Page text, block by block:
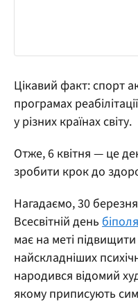
Цікавий факт: спорт
програмах
у різних країнах світу.
Отже, 6 квітня — це
зробити крок до
Нагадаємо, 30 березня
Всесвітній день
має на меті
найскладніших
народився відомий
якому приписують